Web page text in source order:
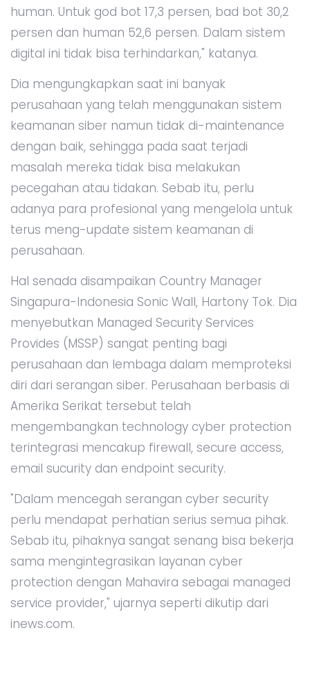
human. Untuk god bot 17,3 persen, bad bot 30,2
persen dan human 52,6 persen. Dalam sistem
digital ini tidak bisa terhindarkan," katanya.
Dia mengungkapkan saat ini banyak
perusahaan yang telah menggunakan sistem
keamanan siber namun tidak di-maintenance
dengan baik, sehingga pada saat terjadi
masalah mereka tidak bisa melakukan
pecegahan atau tidakan. Sebab itu, perlu
adanya para profesional yang mengelola untuk
terus meng-update sistem keamanan di
perusahaan.
Hal senada disampaikan Country Manager
Singapura-Indonesia Sonic Wall, Hartony Tok. Dia
menyebutkan Managed Security Services
Provides (MSSP) sangat penting bagi
perusahaan dan lembaga dalam memproteksi
diri dari serangan siber. Perusahaan berbasis di
Amerika Serikat tersebut telah
mengembangkan technology cyber protection
terintegrasi mencakup firewall, secure access,
email sucurity dan endpoint security.
"Dalam mencegah serangan cyber security
perlu mendapat perhatian serius semua pihak.
Sebab itu, pihaknya sangat senang bisa bekerja
sama mengintegrasikan layanan cyber
protection dengan Mahavira sebagai managed
service provider," ujarnya seperti dikutip dari
inews.com.